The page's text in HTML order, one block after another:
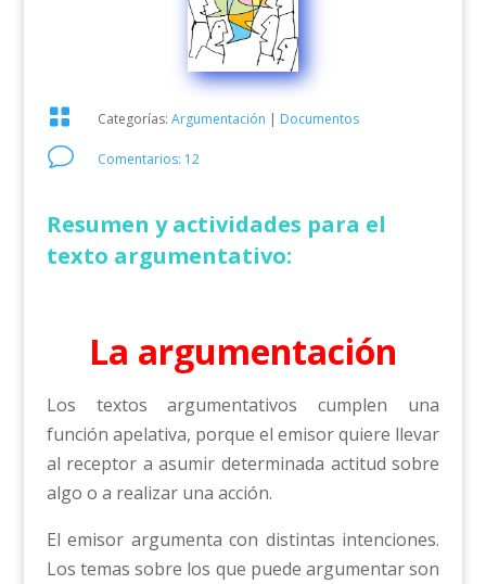
 Categorías: Argumentación | Documentos
v Comentarios: 12
Resumen y actividades para el
texto argumentativo:
La argumentación
Los textos argumentativos cumplen una
función apelativa, porque el emisor quiere llevar
al receptor a asumir determinada actitud sobre
algo o a realizar una acción.
El emisor argumenta con distintas intenciones.
Los temas sobre los que puede argumentar son